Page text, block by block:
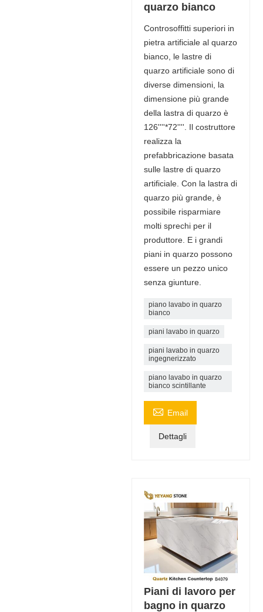
quarzo bianco
Controsoffitti superiori in
pietra artificiale al quarzo
bianco, le lastre di
quarzo artificiale sono di
diverse dimensioni, la
dimensione più grande
della lastra di quarzo è
126''''*72''''. Il costruttore
realizza la
prefabbricazione basata
sulle lastre di quarzo
artificiale. Con la lastra di
quarzo più grande, è
possibile risparmiare
molti sprechi per il
produttore. E i grandi
piani in quarzo possono
essere un pezzo unico
senza giunture.
piano lavabo in quarzo
bianco
piani lavabo in quarzo
piani lavabo in quarzo
ingegnerizzato
piano lavabo in quarzo
bianco scintillante
 Email
Dettagli
Piani di lavoro per
bagno in quarzo